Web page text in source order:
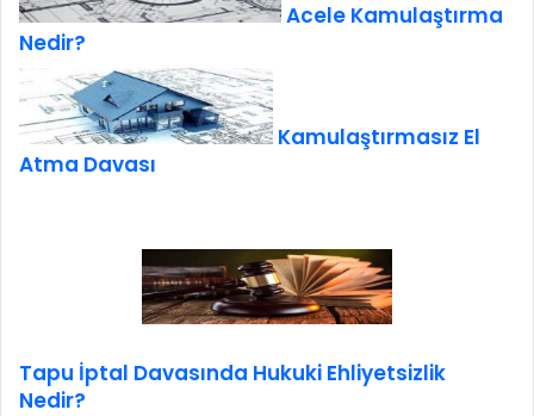
Acele Kamulaştırma
Nedir?
Kamulaştırmasız El
Atma Davası
Tapu İptal Davasında Hukuki Ehliyetsizlik
Nedir?